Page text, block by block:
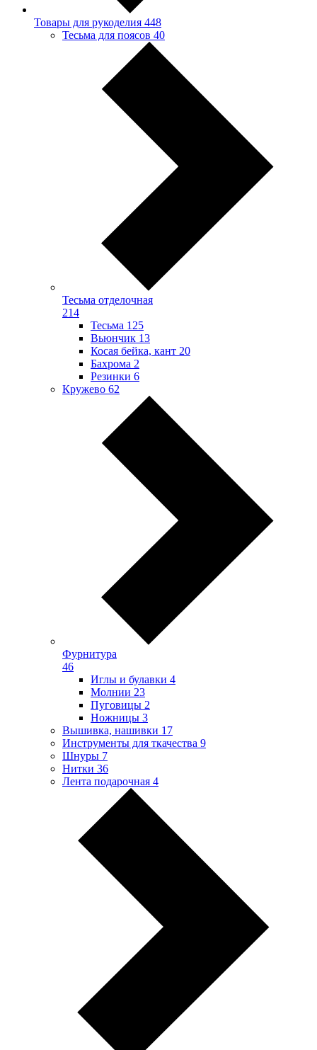
Товары для рукоделия 448
Тесьма для поясов 40
Тесьма отделочная
214
Тесьма 125
Вьюнчик 13
Косая бейка, кант 20
Бахрома 2
Резинки 6
Кружево 62
Фурнитура
46
Иглы и булавки 4
Молнии 23
Пуговицы 2
Ножницы 3
Вышивка, нашивки 17
Инструменты для ткачества 9
Шнуры 7
Нитки 36
Лента подарочная 4